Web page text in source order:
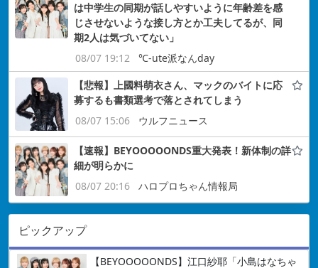
は中学生の同期が話しやすいように年齢差を感
じさせないような接し方とか工夫してるが、同
期2人は気づいてない」
08/07 19:12
℃-ute派なんday
【悲報】上國料萌衣さん、マックのバイトに応
募するも書類選考で落とされてしまう
08/07 15:06
ウルフニュース
【速報】BEYOOOOONDS重大発表！新体制の詳
細が明らかに
08/07 20:16
ハロプロちゃん情報局
ピックアップ
【BEYOOOOONDS】江口紗耶「小島はなちゃ